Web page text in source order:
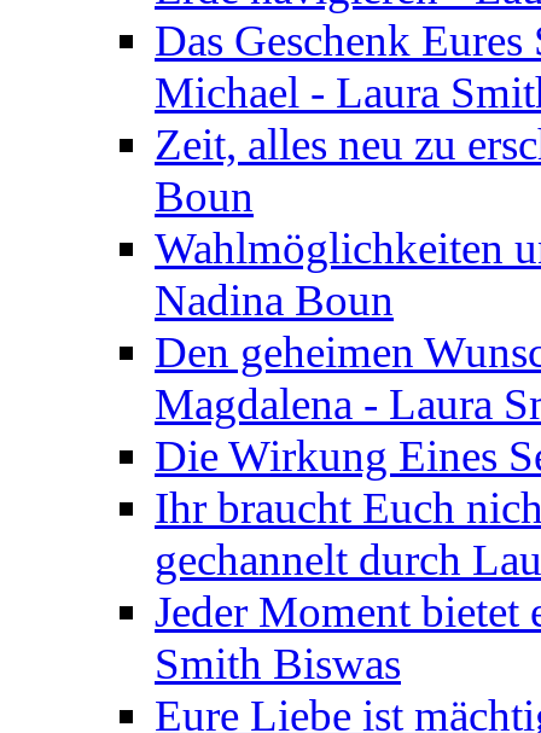
Das Geschenk
Michael - Laura
Zeit, alles neu zu
Boun
Wahlmöglichkeiten
Nadina Boun
Den geheimen
Magdalena - Laura
Die Wirkung Eines
Ihr braucht Euch
gechannelt durch
Jeder Moment bietet
Smith Biswas
Eure Liebe ist